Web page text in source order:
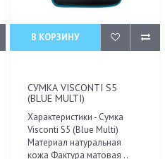
В КОРЗИНУ
СУМКА VISCONTI S5
(BLUE MULTI)
Характеристики - Сумка
Visconti S5 (Blue Multi)
Материал натуральная
кожа Фактура матовая ..